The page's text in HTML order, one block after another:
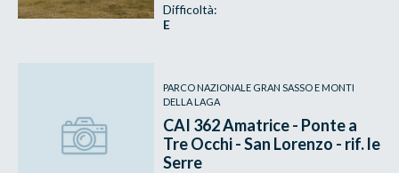
Difficoltà:
E
PARCO NAZIONALE GRAN SASSO E MONTI
DELLA LAGA
CAI 362 Amatrice - Ponte a
Tre Occhi - San Lorenzo - rif. le
Serre